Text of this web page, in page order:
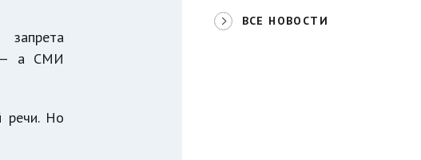
— а СМИ
речи. Но
ВСЕ НОВОСТИ